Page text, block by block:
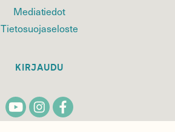
Mediatiedot
Tietosuojaseloste
KIRJAUDU